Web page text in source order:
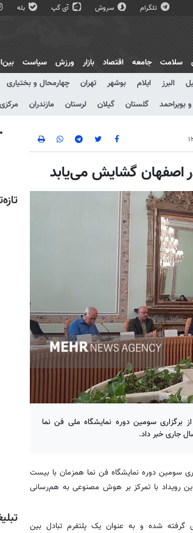
تلگرام سروش آی گپ بله
سلامت جامعه اقتصاد بازار ورزش سیاست
البرز ایلام بوشهر تهران چهارمحال و بختیاری
بویراحمد گلستان گیلان لرستان مازندران مرکزی
برگزاری سومین دوره نمایشگاه ملی فن نما
سومین دوره نمایشگاه فن نما همزمان با بیست
امسال، اظهار کرد: این رویداد با تمرکز بر هوش مصنوعی به هم‌رسانی
گرفته شده و به عنوان یک پلتفرم تبادل بین